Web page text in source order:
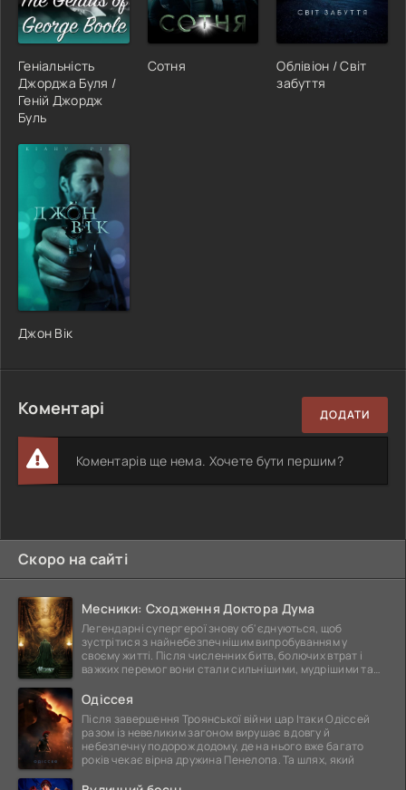
Геніальність
Джорджа Буля /
Геній Джордж
Буль
Сотня
Облівіон / Світ
забуття
Джон Вік
Коментарі ДОДАТИ
Коментарів ще нема. Хочете бути першим?
Скоро на сайті
Месники: Сходження Доктора Дума
Легендарні супергерої знову об'єднуються, щоб
зустрітися з найнебезпечнішим випробуванням у
своєму житті. Після численних битв, болючих втрат і
важких перемог вони стали сильнішими, мудрішими та
Одіссея
Після завершення Троянської війни цар Ітаки Одіссей
разом із невеликим загоном вирушає в довгу й
небезпечну подорож додому, де на нього вже багато
років чекає вірна дружина Пенелопа. Та шлях, який